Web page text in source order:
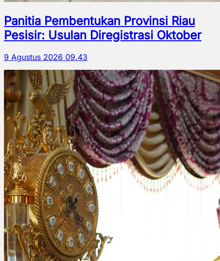
Panitia Pembentukan Provinsi Riau
Pesisir: Usulan Diregistrasi Oktober
9 Agustus 2026 09.43